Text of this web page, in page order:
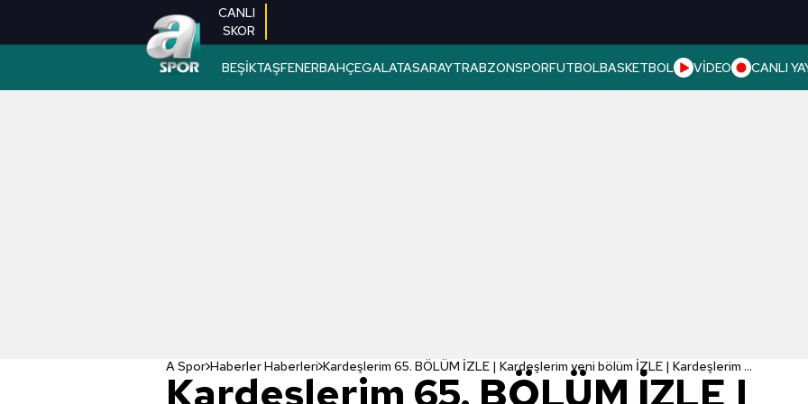
CANLI
SKOR
BEŞİKTAŞFENERBAHÇEGALATASARAYTRABZONSPORFUTBOLBASKETBOL VİDEO CANLI
A Spor Haberler Haberleri Kardeşlerim 65. BÖLÜM İZLE | Kardeşlerim yeni bölüm İZLE | Kardeşlerim son bölüm İZLE
Kardeşlerim 65. BÖLÜM İZLE |